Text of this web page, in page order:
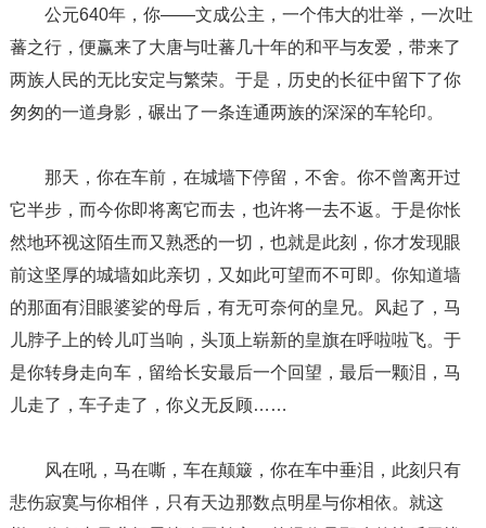
公元640年，你――文成公主，一个伟大的壮举，一次吐
蕃之行，便赢来了大唐与吐蕃几十年的和平与友爱，带来了
两族人民的无比安定与繁荣。于是，历史的长征中留下了你
匆匆的一道身影，碾出了一条连通两族的深深的车轮印。
那天，你在车前，在城墙下停留，不舍。你不曾离开过
它半步，而今你即将离它而去，也许将一去不返。于是你怅
然地环视这陌生而又熟悉的一切，也就是此刻，你才发现眼
前这坚厚的城墙如此亲切，又如此可望而不可即。你知道墙
的那面有泪眼婆娑的母后，有无可奈何的皇兄。风起了，马
儿脖子上的铃儿叮当响，头顶上崭新的皇旗在呼啦啦飞。于
是你转身走向车，留给长安最后一个回望，最后一颗泪，马
儿走了，车子走了，你义无反顾……
风在吼，马在嘶，车在颠簸，你在车中垂泪，此刻只有
悲伤寂寞与你相伴，只有天边那数点明星与你相依。就这